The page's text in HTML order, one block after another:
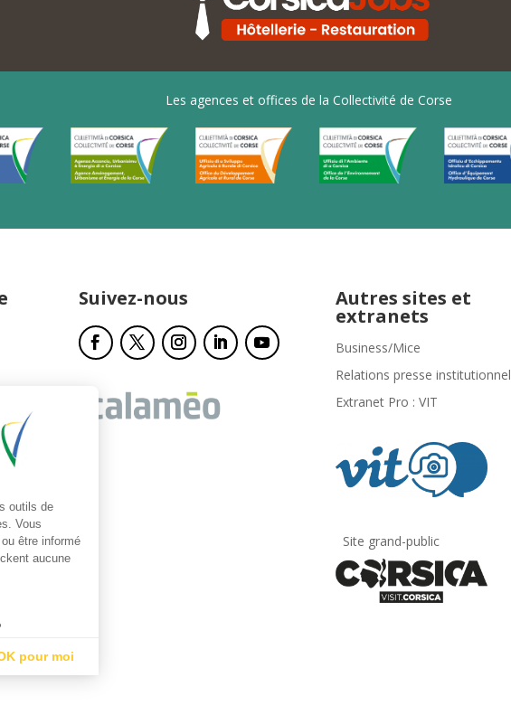
Les agences et offices de la Collectivité de Corse
Suivez-nous Autres sites et
extranets
Business/Mice
Relations presse
Extranet Pro : VIT
Site grand-public